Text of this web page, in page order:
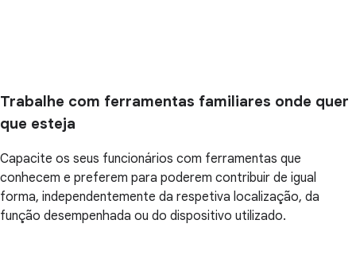
Trabalhe com ferramentas familiares onde quer
que esteja
Capacite os seus funcionários com ferramentas que
conhecem e preferem para poderem contribuir de igual
forma, independentemente da respetiva localização, da
função desempenhada ou do dispositivo utilizado.